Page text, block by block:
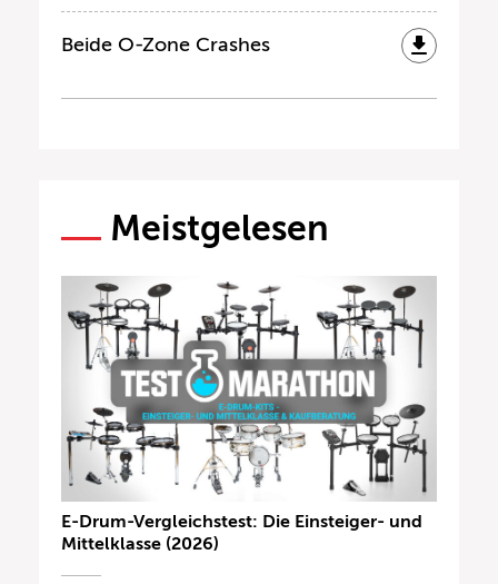
Beide O-Zone Crashes
Meistgelesen
E-Drum-Vergleichstest: Die Einsteiger- und
Mittelklasse (2026)